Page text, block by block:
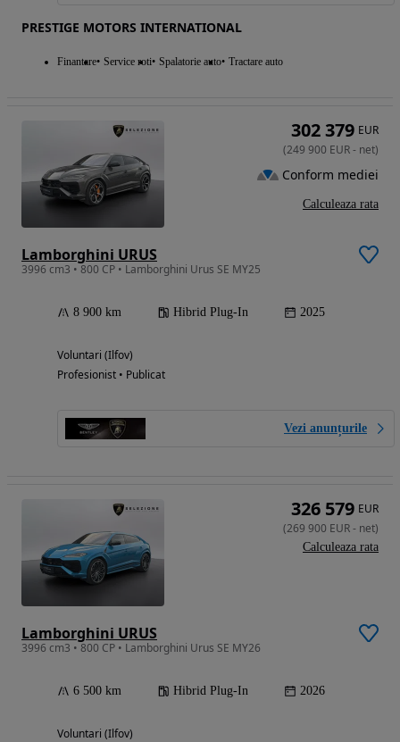
PRESTIGE MOTORS INTERNATIONAL
Finantare Service roti Spalatorie auto Tractare auto
Lamborghini URUS
3996 cm3 • 800 CP • Lamborghini Urus SE MY25
8 900 km Hibrid Plug-In 2025
Voluntari (Ilfov)
Profesionist • Publicat
Vezi anunțurile
302 379 EUR
(249 900 EUR- net)
Conform mediei
Calculeaza rata
Lamborghini URUS
3996 cm3 • 800 CP • Lamborghini Urus SE MY26
6 500 km Hibrid Plug-In 2026
Voluntari (Ilfov)
326 579 EUR
(269 900 EUR- net)
Calculeaza rata